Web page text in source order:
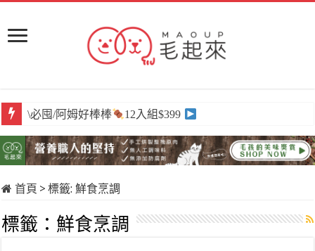
\必囤/阿姆好棒棒 12入組$399
首頁 > 標籤:鮮食烹調
標籤： 鮮食烹調